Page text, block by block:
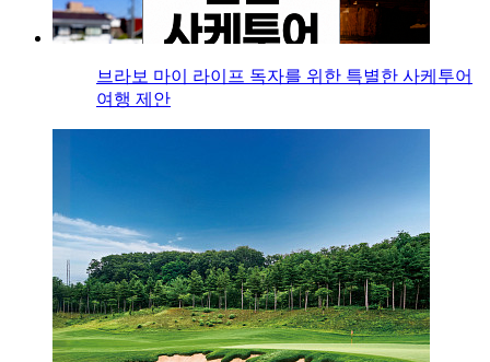
브라보 마이 라이프 독자를 위한 특별한 사케투어
여행 제안